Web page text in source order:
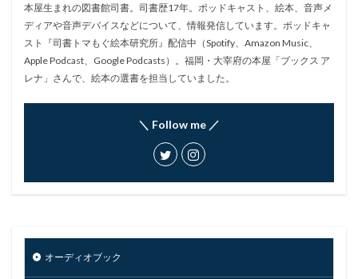
本屋生まれの図書館司書。司書歴17年。ポッドキャスト、絵本、音声メ
ディアや音声デバイスなどについて、情報発信しています。ポッドキャ
スト『司書トマもぐ絵本研究所』配信中（Spotify、Amazon Music、
Apple Podcast、Google Podcasts）。福岡・大宰府の本屋「ブックス ア
レナ」さんで、絵本の選書を担当していました。
＼ Follow me ／
オーディオブック